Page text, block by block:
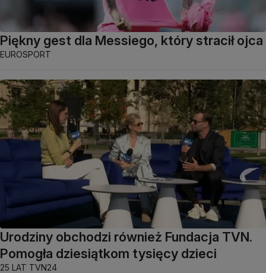
Piękny gest dla Messiego, który stracił ojca
EUROSPORT
Urodziny obchodzi również Fundacja TVN.
Pomogła dziesiątkom tysięcy dzieci
25 LAT TVN24